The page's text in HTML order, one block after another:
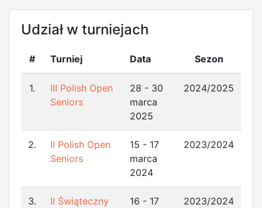
Udział w turniejach
# Turniej Data Sezon
1.
III Polish Open
Seniors
28 - 30
marca
2025
2024/2025
2.
II Polish Open
Seniors
15 - 17
marca
2024
2023/2024
3.
II Świąteczny
16 - 17
2023/2024